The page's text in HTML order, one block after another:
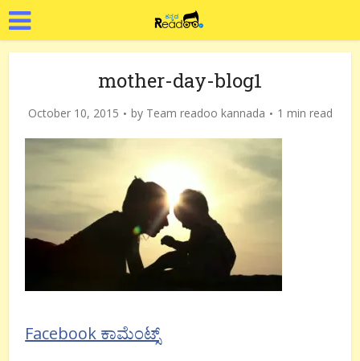
mother-day-blog1
October 10, 2015 by Team readoo kannada 1 min read
Facebook ಕಾಮೆಂಟ್ಸ್